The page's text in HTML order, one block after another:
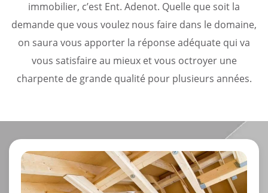
immobilier, c’est Ent. Adenot. Quelle que soit la
demande que vous voulez nous faire dans le domaine,
on saura vous apporter la réponse adéquate qui va
vous satisfaire au mieux et vous octroyer une
charpente de grande qualité pour plusieurs années.